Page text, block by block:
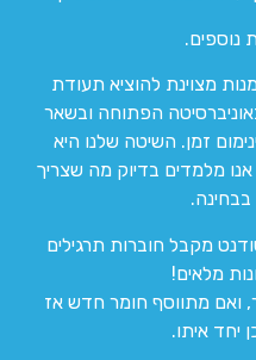
נוספים.
מצוינת להוציא תעודת
הפתוחה ובשאר
זמן. השיטה שלנו היא
מלמדים בדיוק מה שצריך
בבחינה.
מקבל חוברות תרגילים
מלאים!
ואם מתווסף חומר חדש אז
יחד איתו.